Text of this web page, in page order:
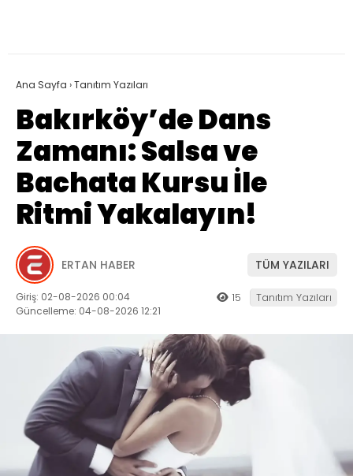
Ana Sayfa ›Tanıtım Yazıları
Bakırköy’de Dans
Zamanı: Salsa ve
Bachata Kursu İle
Ritmi Yakalayın!
ERTAN HABER TÜM YAZILARI
Giriş: 02-08-2026 00:04
Güncelleme: 04-08-2026 12:21
15 Tanıtım Yazıları